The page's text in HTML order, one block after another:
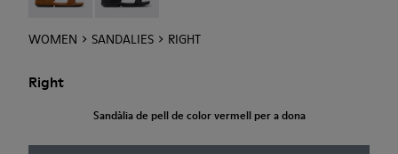
WOMEN SANDALIES RIGHT
Right
Sandàlia de pell de color vermell per a dona